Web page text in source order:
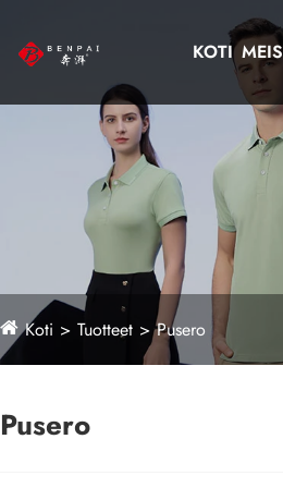
KOTI
Koti Tuotteet Pusero
Pusero